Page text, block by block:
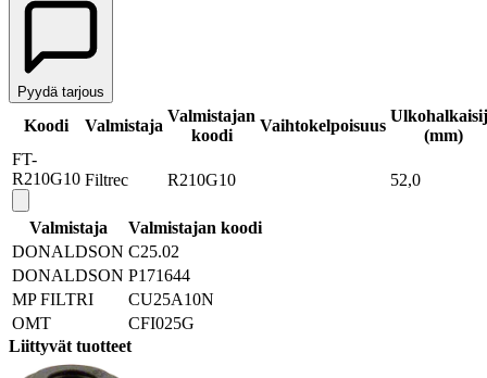
Pyydä tarjous
Koodi Valmistaja
Valmistajan
koodi
Vaihtokelpoisuus
(mm)
FT-
R210G10 Filtrec R210G10 52,0
Valmistaja
Valmistajan koodi
DONALDSON C25.02
DONALDSON P171644
MP FILTRI
CU25A10N
OMT
CFI025G
Liittyvät tuotteet